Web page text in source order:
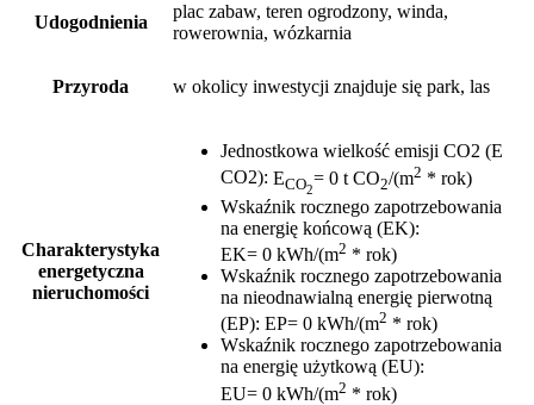
Udogodnienia
plac zabaw, teren ogrodzony, winda,
rowerownia, wózkarnia
Przyroda w okolicy inwestycji znajduje się park, las
Charakterystyka
energetyczna
nieruchomości
Jednostkowa wielkość emisji CO2 (E
CO2): ECO2
= 0 t CO2/(m2 * rok)
Wskaźnik rocznego zapotrzebowania
na energię końcową (EK):
EK= 0 kWh/(m2 * rok)
Wskaźnik rocznego zapotrzebowania
na nieodnawialną energię pierwotną
(EP): EP= 0 kWh/(m2 * rok)
Wskaźnik rocznego zapotrzebowania
na energię użytkową (EU):
EU= 0 kWh/(m2 * rok)